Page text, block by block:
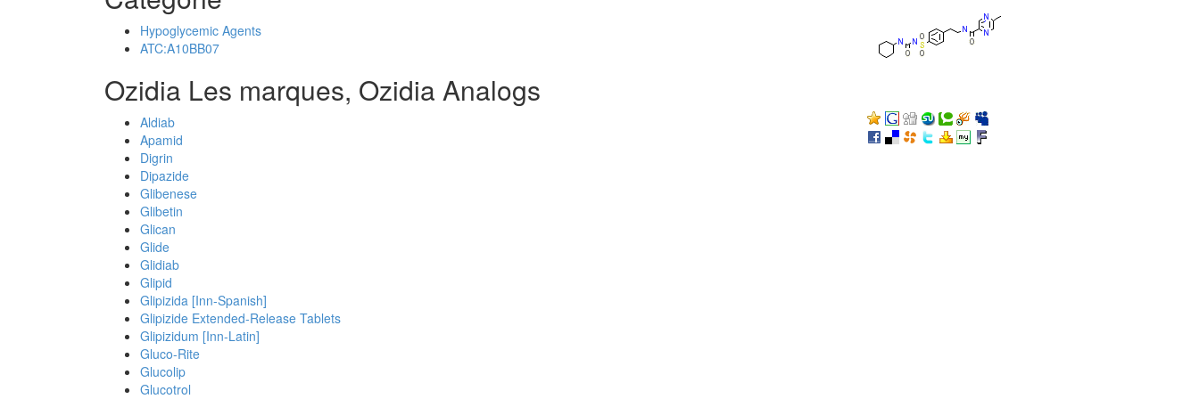
Hypoglycemic Agents
ATC:A10BB07
Ozidia Les marques, Ozidia Analogs
Aldiab
Apamid
Digrin
Dipazide
Glibenese
Glibetin
Glican
Glide
Glidiab
Glipid
Glipizida [Inn-Spanish]
Glipizide Extended-Release Tablets
Glipizidum [Inn-Latin]
Gluco-Rite
Glucolip
Glucotrol